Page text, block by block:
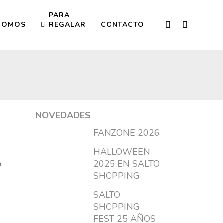
PARA
REGALAR
CONTACTO
NOVEDADES
FANZONE 2026
HALLOWEEN
2025 EN SALTO
SHOPPING
SALTO
SHOPPING
FEST 25 AÑOS